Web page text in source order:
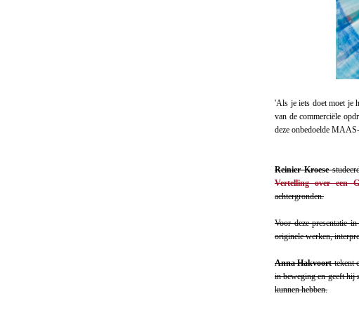
'Als je iets doet moet je
van de commerciële
deze onbedoelde MAAS-
Reinier Kroese
Vertelling over een
achtergronden.
Voor deze presentatie
originele werken,
Anna Hakvoorttekent
in beweging en geeft hij
kunnen hebben.